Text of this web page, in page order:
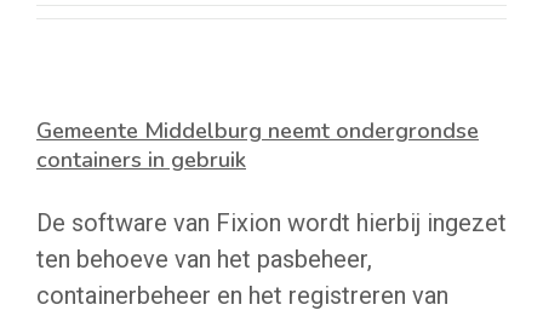
Gemeente Middelburg neemt ondergrondse
containers in gebruik
De software van Fixion wordt hierbij ingezet
ten behoeve van het pasbeheer,
containerbeheer en het registreren van